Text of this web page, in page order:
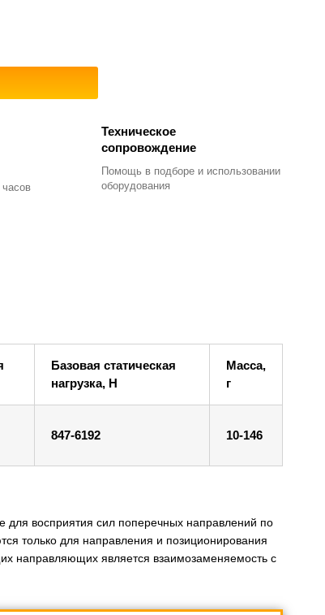
Техническое
сопровождение
Помощь в подбореи использовании
оборудования
Базовая статическая
нагрузка, Н
Масса,
г
847-6192 10-146
восприятия сил поперечных направлений по
только для направления и позиционирования
направляющих является взаимозаменяемость с